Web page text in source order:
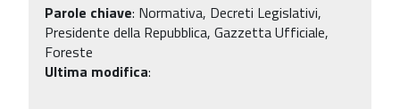
Parole chiave: Normativa, Decreti Legislativi,
Presidente della Repubblica, Gazzetta Ufficiale,
Foreste
Ultima modifica: